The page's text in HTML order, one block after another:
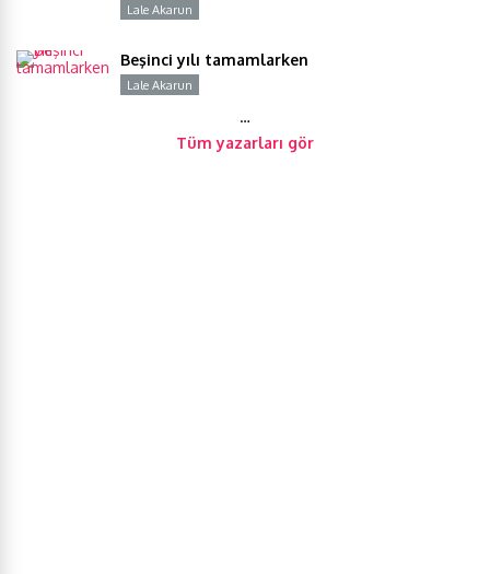
Lale Akarun
Beşinci yılı tamamlarken
Lale Akarun
…
Tüm yazarları gör